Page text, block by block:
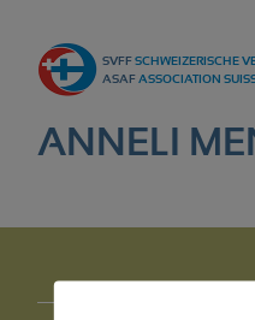
ANNELI
SVFFSCHWEIZERISCHE
ASAFASSOCIATION